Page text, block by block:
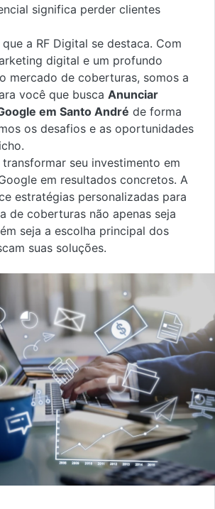
significa perder clientes
a RF Digital se destaca. Com
digital e um profundo
mercado de coberturas, somos a
você que busca Anunciar
em Santo André de forma
os desafios e as oportunidades
transformar seu investimento em
em resultados concretos. A
estratégias personalizadas para
de coberturas não apenas seja
seja a escolha principal dos
suas soluções.